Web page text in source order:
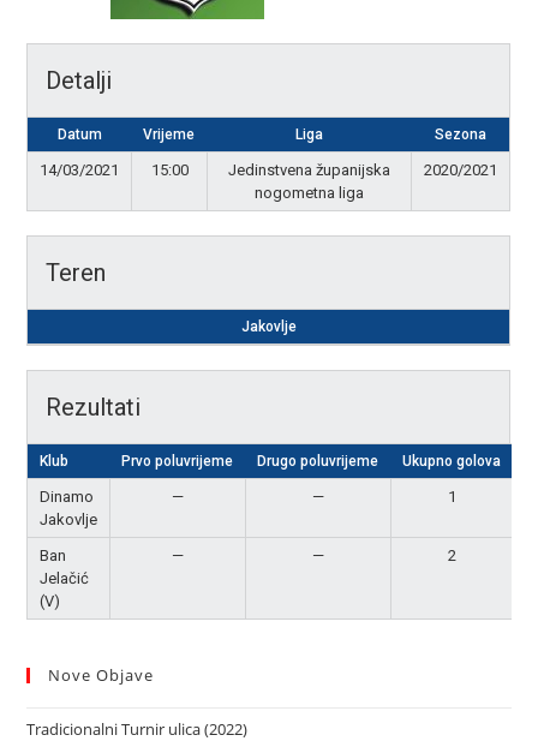
Detalji
Datum Vrijeme Liga Sezona
14/03/2021 15:00
Jedinstvena županijska
nogometna liga
2020/2021
Teren
Jakovlje
Rezultati
Klub Prvo poluvrijeme Drugo poluvrijeme Ukupno golova
Dinamo
Jakovlje
— — 1
Ban
Jelačić
(V)
— — 2
Nove Objave
Tradicionalni Turnir ulica (2022)